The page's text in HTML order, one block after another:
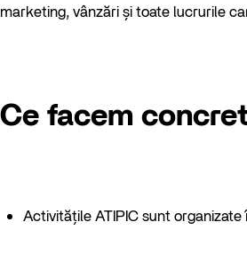
marketing, vânzări și toate lucrurile
Ce facem
Activitățile ATIPIC sunt organizate